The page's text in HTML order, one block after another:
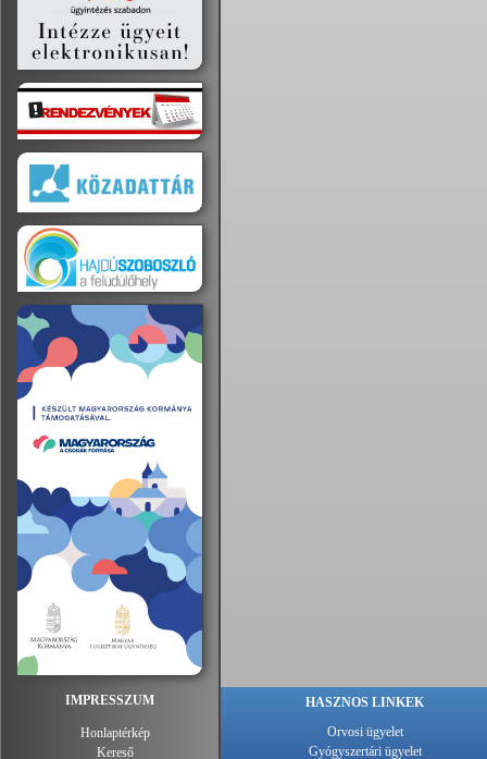
IMPRESSZUM
Honlaptérkép
Kereső
HASZNOS LINKEK
Orvosi ügyelet
Gyógyszertári ügyelet